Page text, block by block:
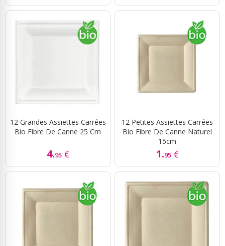
12 Grandes Assiettes Carrées
Bio Fibre De Canne 25 Cm
4.95 €
12 Petites Assiettes Carrées
Bio Fibre De Canne Naturel
15cm
1.95 €